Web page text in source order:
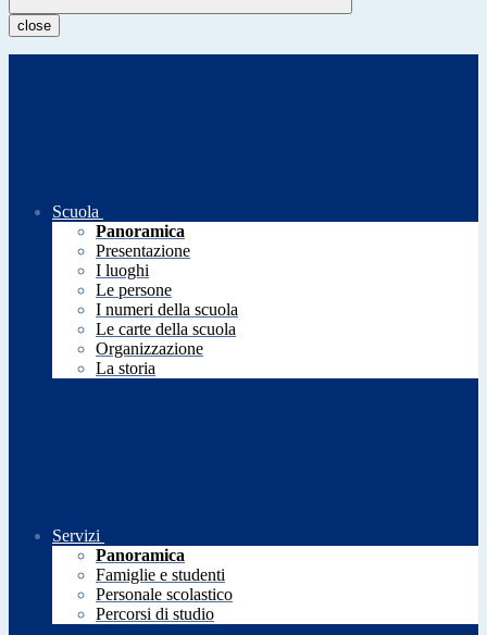
close
Scuola
Panoramica
Presentazione
I luoghi
Le persone
I numeri della scuola
Le carte della scuola
Organizzazione
La storia
Servizi
Panoramica
Famiglie e studenti
Personale scolastico
Percorsi di studio